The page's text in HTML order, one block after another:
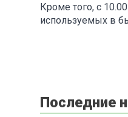
Кроме того, с
используемых в
Последние